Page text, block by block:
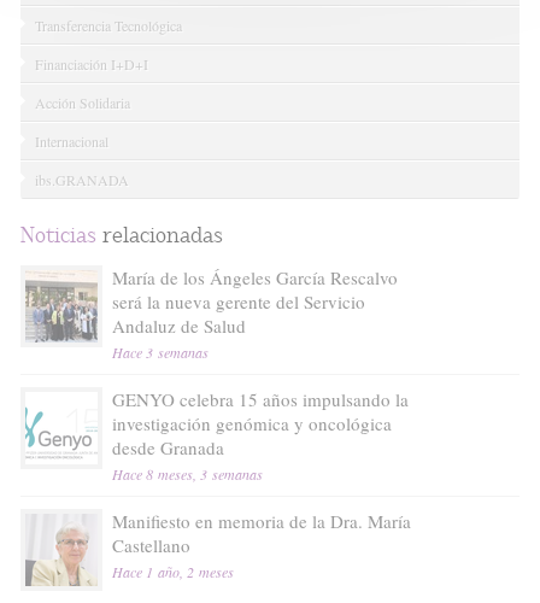
Transferencia Tecnológica
Financiación I+D+I
Acción Solidaria
Internacional
ibs.GRANADA
Noticias relacionadas
María de los Ángeles García Rescalvo
será la nueva gerente del Servicio
Andaluz de Salud
Hace 3 semanas
GENYO celebra 15 años impulsando la
investigación genómica y oncológica
desde Granada
Hace 8 meses, 3 semanas
Manifiesto en memoria de la Dra. María
Castellano
Hace 1 año, 2 meses